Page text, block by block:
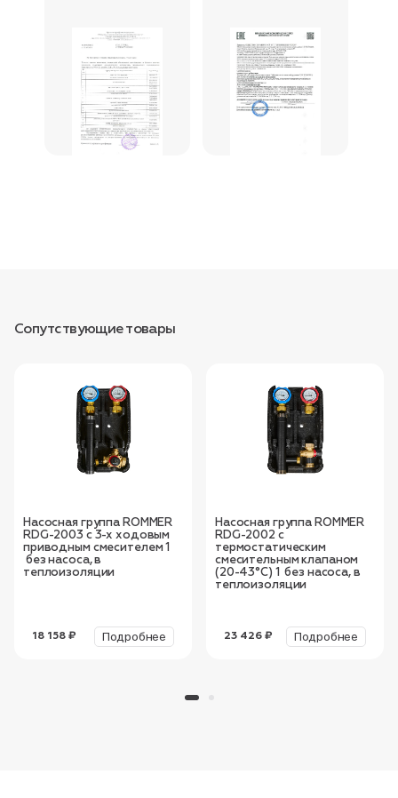
Сопутствующие товары
Насосная группа ROMMER
RDG-2003 с 3-х ходовым
приводным смесителем 1
без насоса, в
теплоизоляции
18 158 ₽ Подробнее
Насосная группа ROMMER
RDG-2002 с
термостатическим
смесительным клапаном
(20-43°С) 1 без насоса, в
теплоизоляции
23 426 ₽ Подробнее